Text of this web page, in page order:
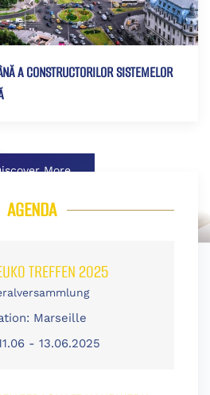
A CONSTRUCTORILOR SISTEMELOR
More
AGENDA
TREFFEN 2025
Marseille
- 13.06.2025